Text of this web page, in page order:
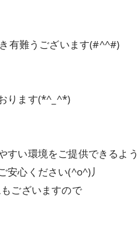
有難うございます(#^^#)
ります(*^_^*)
すい環境をご提供できるよう
安心ください(^o^)丿
ございますので